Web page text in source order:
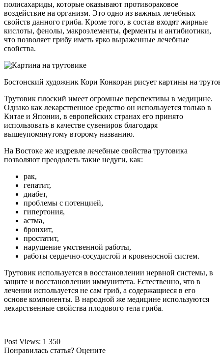
полисахариды, которые оказывают противораковое
воздействие на организм. Это одно из важных лечебных
свойств данного гриба. Кроме того, в состав входят жирные
кислоты, фенолы, макроэлементы, ферменты и антибиотики,
что позволяет грибу иметь ярко выраженные лечебные
свойства.
Бостонский художник Кори Конкоран рисует картины на
Трутовик плоский имеет огромные перспективы в медицине.
Однако как лекарственное средство он используется только в
Китае и Японии, в европейских странах его принято
использовать в качестве сувениров благодаря
вышеупомянутому второму названию.
На Востоке же издревле лечебные свойства трутовика
позволяют преодолеть такие недуги, как:
рак,
гепатит,
диабет,
проблемы с потенцией,
гипертония,
астма,
бронхит,
простатит,
нарушение умственной работы,
работы сердечно-сосудистой и кровеносной систем.
Трутовик используется в восстановлении нервной системы, в
защите и восстановлении иммунитета. Естественно, что в
лечении используется не сам гриб, а содержащиеся в его
основе компоненты. В народной же медицине используются
лекарственные свойства плодового тела гриба.
Post Views: 1 350
Понравилась статья? Оцените